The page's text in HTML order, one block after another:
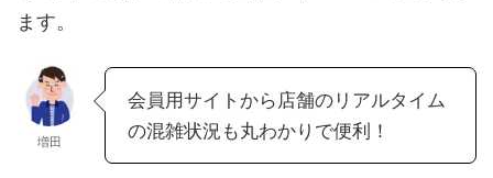
ます。
増田
会員用サイトから店舗のリアルタイム
の混雑状況も丸わかりで便利！